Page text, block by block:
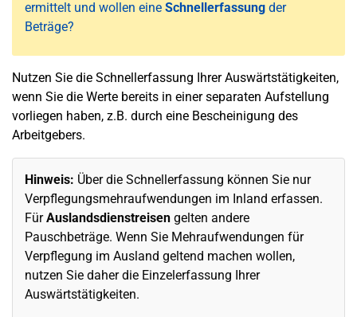
ermittelt und wollen eine Schnellerfassung der
Beträge?
Nutzen Sie die Schnellerfassung Ihrer Auswärtstätigkeiten,
wenn Sie die Werte bereits in einer separaten Aufstellung
vorliegen haben, z.B. durch eine Bescheinigung des
Arbeitgebers.
Hinweis: Über die Schnellerfassung können Sie nur
Verpflegungsmehraufwendungen im Inland erfassen.
FürAuslandsdienstreisen gelten andere
Pauschbeträge. Wenn Sie Mehraufwendungen für
Verpflegung im Ausland geltend machen wollen,
nutzen Sie daher die Einzelerfassung Ihrer
Auswärtstätigkeiten.